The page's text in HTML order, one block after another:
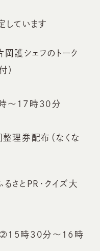
しています
岡護シェフのトーク
）
～17時30分
理券配布（なくな
さとPR・クイズ大
時30分～16時